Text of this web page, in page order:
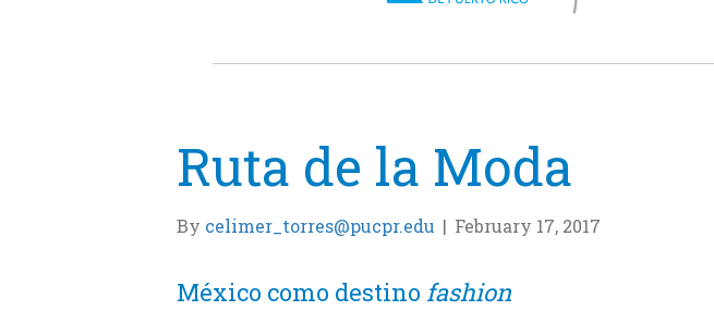
Ruta de la Moda
By celimer_torres@pucpr.edu | February 17, 2017
México como destino fashion